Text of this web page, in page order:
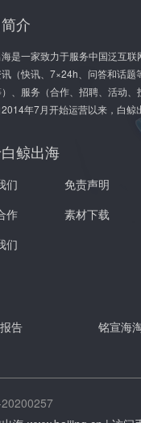
介
是一家致力于服务中国泛互
（快讯、7×24h、问答和话
、服务（合作、招聘、活动
年7月开始运营以来，白
鲸出海
们
免责声明
作
素材下载
们
告 铭宣海